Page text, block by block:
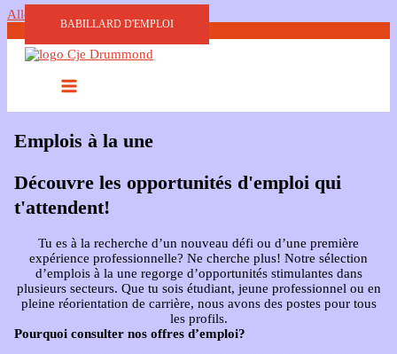
Aller au contenu
BABILLARD D'EMPLOI
Emplois à la une
Découvre les opportunités d'emploi qui
t'attendent!
Tu es à la recherche d’un nouveau défi ou d’une première
expérience professionnelle? Ne cherche plus! Notre sélection
d’emplois à la une regorge d’opportunités stimulantes dans
plusieurs secteurs. Que tu sois étudiant, jeune professionnel ou en
pleine réorientation de carrière, nous avons des postes pour tous
les profils.
Pourquoi consulter nos offres d’emploi?